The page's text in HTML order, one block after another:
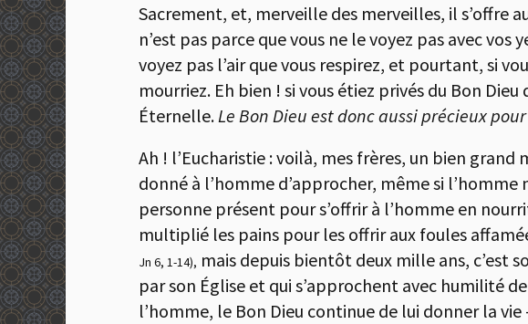
Sacrement, et, merveille des merveilles, il s’offre
n’est pas parce que vous ne le voyez pas avec
voyez pas l’air que vous respirez, et pourtant, si
mourriez. Eh bien ! si vous étiez privés du Bon
Éternelle.Le Bon Dieu est donc aussi précieux
Ah ! l’Eucharistie : voilà, mes frères, un bien
donné à l’homme d’approcher, même si
personne présent pour s’offrir à l’homme en
multiplié les pains pour les offrir aux foules
Jn 6, 1-14), mais depuis bientôt deux mille ans, c’est
par son Église et qui s’approchent avec humilité
l’homme, le Bon Dieu continue de lui donner la